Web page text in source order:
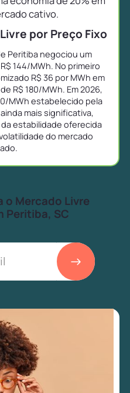
cativo.
por Preço Fixo
Peritiba negociou um
144/MWh. No primeiro
R$ 36 por MWh em
R$ 180/MWh. Em 2026,
MWh estabelecido pela
mais significativa,
estabilidade oferecida
do mercado
o Mercado Livre
Peritiba, SC